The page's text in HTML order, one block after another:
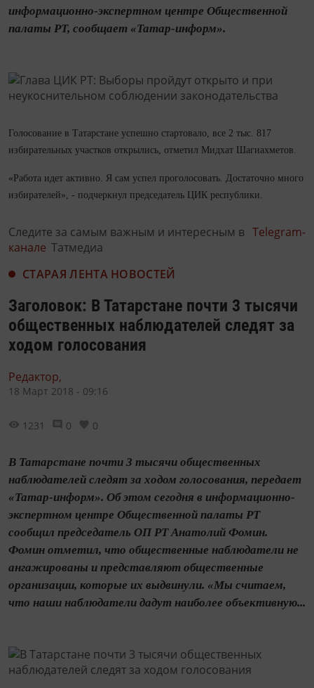
информационно-экспертном центре Общественной
палаты РТ, сообщает «Татар-информ».
Голосование в Татарстане успешно стартовало, все 2 тыс. 817
избирательных участков открылись, отметил Мидхат Шагиахметов.
«Работа идет активно. Я сам успел проголосовать. Достаточно много
избирателей», - подчеркнул председатель ЦИК республики.
Следите за самым важным и интересным в Telegram-
канале Татмедиа
СТАРАЯ ЛЕНТА НОВОСТЕЙ
Заголовок: В Татарстане почти 3 тысячи
общественных наблюдателей следят за
ходом голосования
Редактор,
18 Март 2018 - 09:16
1231 0 0
В Татарстане почти 3 тысячи общественных
наблюдателей следят за ходом голосования, передает
«Татар-информ». Об этом сегодня в информационно-
экспертном центре Общественной палаты РТ
сообщил председатель ОП РТ Анатолий Фомин.
Фомин отметил, что общественные наблюдатели не
ангажированы и представляют общественные
организации, которые их выдвинули. «Мы считаем,
что наши наблюдатели дадут наиболее объективную...